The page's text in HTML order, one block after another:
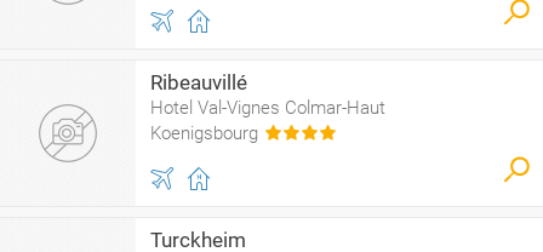
Ribeauvillé
Hotel Val-Vignes Colmar-Haut
Koenigsbourg
Turckheim